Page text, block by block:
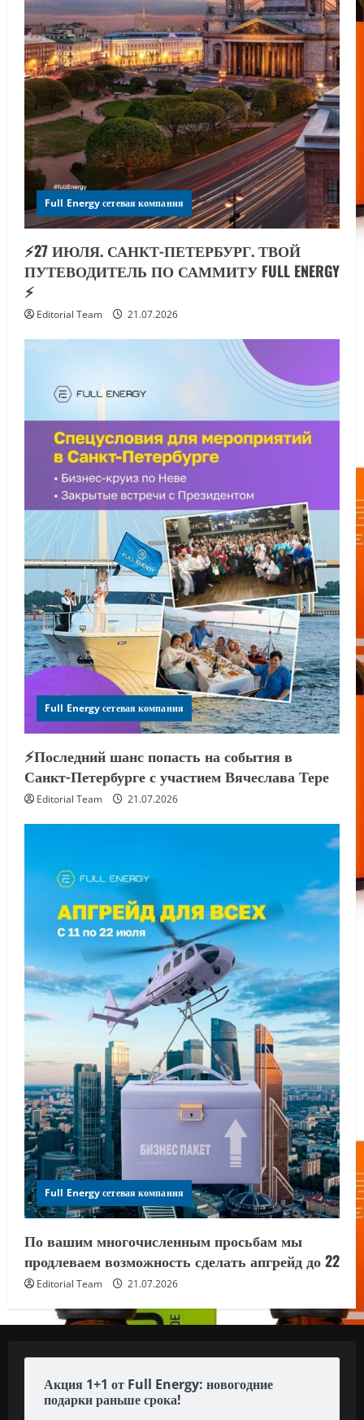
Full Energy сетевая компания
⚡️27 ИЮЛЯ. САНКТ-ПЕТЕРБУРГ. ТВОЙ
ПУТЕВОДИТЕЛЬ ПО САММИТУ FULL ENERGY
⚡️
Editorial Team 21.07.2026
Full Energy сетевая компания
⚡️Последний шанс попасть на события в
Санкт-Петербурге с участием Вячеслава Тере
Editorial Team 21.07.2026
Full Energy сетевая компания
По вашим многочисленным просьбам мы
продлеваем возможность сделать апгрейд до 22
Editorial Team 21.07.2026
Акция 1+1 от Full Energy: новогодние
подарки раньше срока!